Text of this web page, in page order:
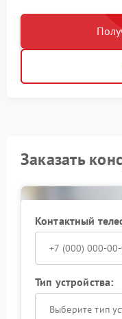
Заказать
Контактный
Тип устройства:
Выберите тип